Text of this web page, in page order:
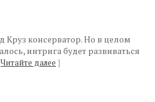
Круз консерватор. Но в целом
интрига будет развиваться
Читайте далее }